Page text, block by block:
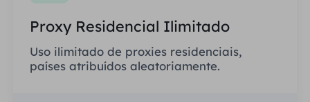
Proxy Residencial Ilimitado
Uso ilimitado de proxies residenciais,
países atribuídos aleatoriamente.